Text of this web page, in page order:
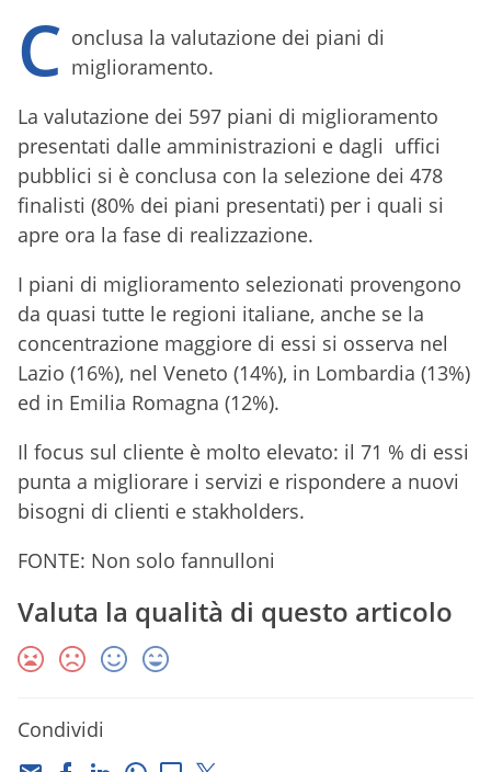
C onclusa la valutazione dei piani di
miglioramento.
La valutazione dei 597 piani di miglioramento
presentati dalle amministrazioni e dagli uffici
pubblici si è conclusa con la selezione dei 478
finalisti (80% dei piani presentati) per i quali si
apre ora la fase di realizzazione.
I piani di miglioramento selezionati provengono
da quasi tutte le regioni italiane, anche se la
concentrazione maggiore di essi si osserva nel
Lazio (16%), nel Veneto (14%), in Lombardia (13%)
ed in Emilia Romagna (12%).
Il focus sul cliente è molto elevato: il 71 % di essi
punta a migliorare i servizi e rispondere a nuovi
bisogni di clienti e stakholders.
FONTE: Non solo fannulloni
Valuta la qualità di questo articolo
Condividi